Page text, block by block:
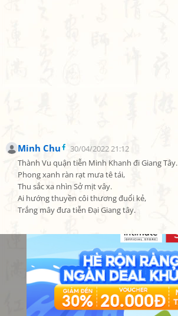
Minh Chu
30/04/2022 21:12
Thành Vu quận tiễn Minh Khanh đi Giang Tây.
Phong xanh ràn rạt mưa tê tái,
Thu sắc xa nhìn Sở mịt vây.
Ai hướng thuyền côi thương đuổi kẻ,
Trắng mây đưa tiễn Đại Giang tây.